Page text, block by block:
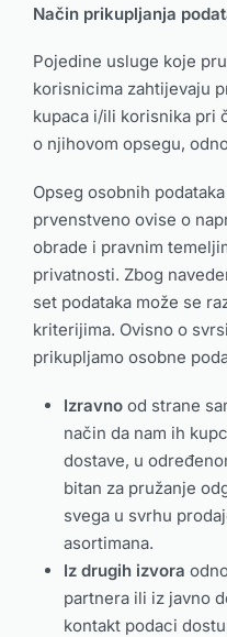
Način prikupljanja
Pojedine usluge koje
korisnicima zahtijevaju
kupaca i/ili korisnika pri
o njihovom opsegu,
Opseg osobnih
prvenstveno ovise o
obrade i pravnim
privatnosti. Zbog
set podataka može se
kriterijima. Ovisno o
prikupljamo osobne
Izravno od strane
način da nam ih
dostave, u
bitan za pružanje
svega u svrhu
asortimana.
Iz drugih izvora
partnera ili iz javno
kontakt podaci